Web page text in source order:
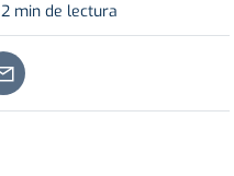
2 min de lectura